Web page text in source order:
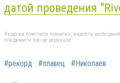
датой проведения
Якщо ви помітили помилку, виділіть
повідомити про це редакцію
#рекорд #плавец #Николаев